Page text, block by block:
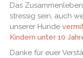
Das
stressig sein, auch
unserer Hunde
Kindern unter 10
Danke für euer